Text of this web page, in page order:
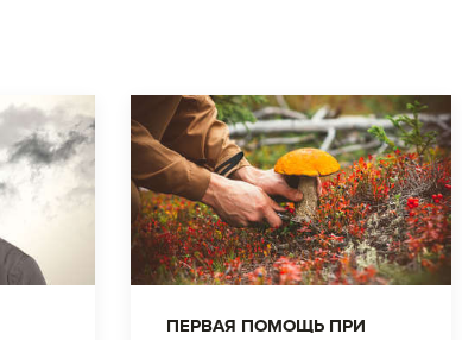
ПЕРВАЯ ПОМОЩЬ ПРИ